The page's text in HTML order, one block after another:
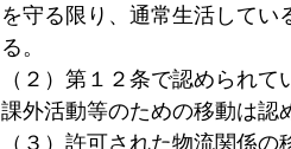
を守る限り、通常生活して
る。
（２）第１２条で認められ
課外活動等のための移動は認
（３）許可された物流関係の